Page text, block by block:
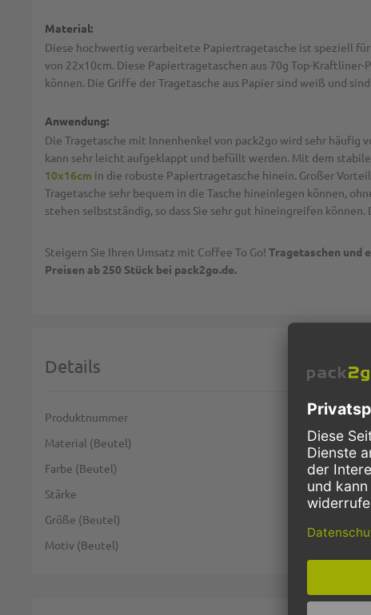
Material:
Diese hochwertig verarbeitete Papiertragetasche ist speziell
von 22x10cm. Diese Papiertragetaschen aus 70g Top-
können. Die Griffe der Tragetasche aus Papier sind weiß und
Anwendung:
Die Tragetasche mit Innenhenkel von pack2go wird sehr häufig
kann sehr leicht aufgeklappt und befüllt werden. Mit dem
10x16cm in die robuste Papiertragetasche hinein. Großer
Tragetasche sehr bequem in die Tasche hineinlegen können,
stehen selbstständig, so dass Sie sehr gut hineingreifen
Steigern Sie Ihren Umsatz mit Coffee To Go! Tragetaschen und
Preisen ab 250 Stück bei pack2go.de.
Details
Weitere Informationen
Produktnummer
Material (Beutel)
Farbe (Beutel)
Stärke
Größe (Beutel)
Motiv (Beutel)